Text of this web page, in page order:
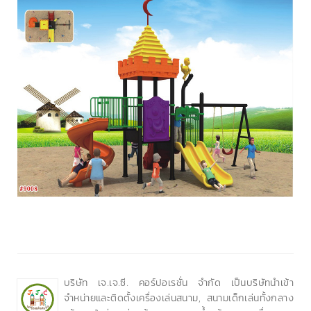
บริษัท เจ.เจ.ซี. คอร์ปอเรชั่น จำกัด เป็นบริษัทนำเข้า
จำหน่ายและติดตั้งเครื่องเล่นสนาม, สนามเด็กเล่นทั้งกลาง